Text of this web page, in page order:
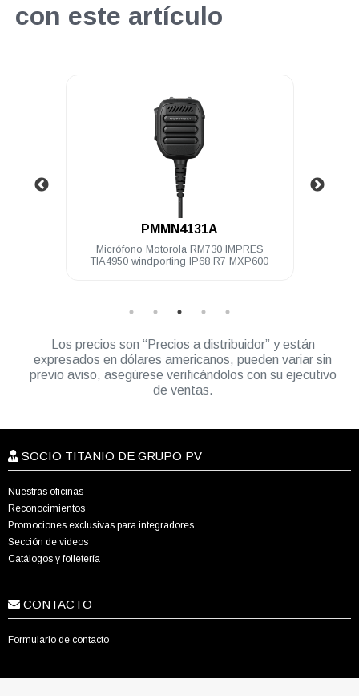
con este artículo
.
PMMN4131A
Micrófono Motorola RM730 IMPRES
TIA4950 windporting IP68 R7 MXP600
Los precios son “Precios a distribuidor” y están
expresados en dólares americanos, pueden variar sin
previo aviso, asegúrese verificándolos con su ejecutivo
de ventas.
SOCIO TITANIO DE GRUPO PV
Nuestras oficinas
Reconocimientos
Promociones exclusivas para integradores
Sección de videos
Catálogos y folletería
CONTACTO
Formulario de contacto